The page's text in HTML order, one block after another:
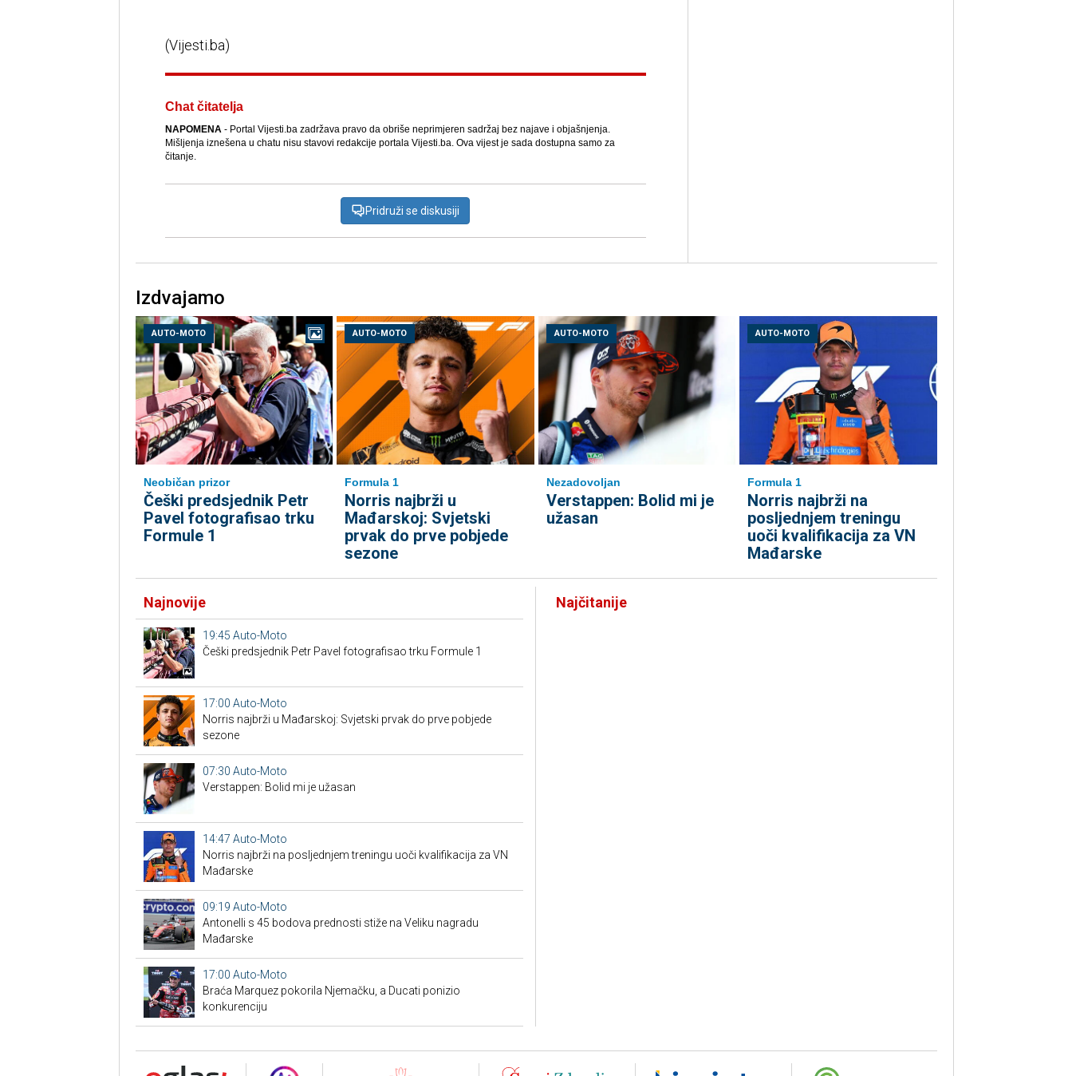
(Vijesti.ba)
Chat čitatelja
NAPOMENA- Portal Vijesti.ba zadržava pravo da obriše neprimjeren sadržaj bez najave i objašnjenja.
Mišljenja iznešena u chatu nisu stavovi redakcije portala Vijesti.ba. Ova vijest je sada dostupna samo za
čitanje.
Pridruži se diskusiji
Izdvajamo
AUTO-MOTO
Neobičan prizor
Češki predsjednik Petr
Pavel fotografisao trku
Formule 1
AUTO-MOTO
Formula 1
Norris najbrži u
Mađarskoj: Svjetski
prvak do prve pobjede
sezone
AUTO-MOTO
Nezadovoljan
Verstappen: Bolid mi je
užasan
AUTO-MOTO
Formula 1
Norris najbrži na
posljednjem treningu
uoči kvalifikacija za VN
Mađarske
Najnovije
19:45 Auto-Moto
Češki predsjednik Petr Pavel fotografisao trku Formule 1
17:00 Auto-Moto
Norris najbrži u Mađarskoj: Svjetski prvak do prve pobjede
sezone
07:30 Auto-Moto
Verstappen: Bolid mi je užasan
14:47 Auto-Moto
Norris najbrži na posljednjem treningu uoči kvalifikacija za VN
Mađarske
09:19 Auto-Moto
Antonelli s 45 bodova prednosti stiže na Veliku nagradu
Mađarske
17:00 Auto-Moto
Braća Marquez pokorila Njemačku, a Ducati ponizio
konkurenciju
Najčitanije